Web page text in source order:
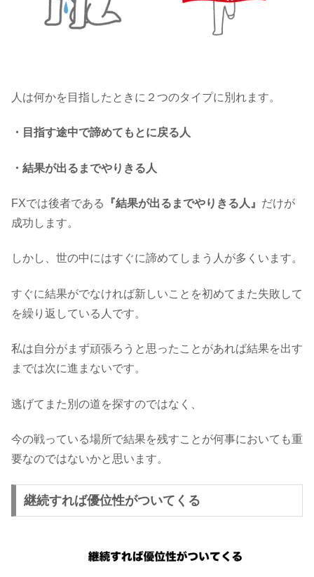
人は何かを目指したときに２つのタイプに別れます。
・目指す途中で諦めてもとに戻る人
・結果が出るまでやりきる人
FXでは後者である 『結果が出るまでやりきる人』 だけが
成功します。
しかし、世の中にはすぐに諦めてしまう人が多くいます。
すぐに結果がでなければ新しいことを初めてまた失敗して
を繰り返している人です。
私は自分がまず頑張ろうと思ったことがあれば結果を出す
までは次に進まないです。
逃げてまた別の道を探すのではなく、
今の戦っている場所で結果を残すことが何事においても重
要なのではないかと思います。
継続すれば優位性がついてくる